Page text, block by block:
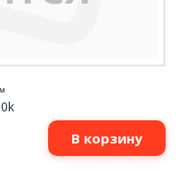
В корзину